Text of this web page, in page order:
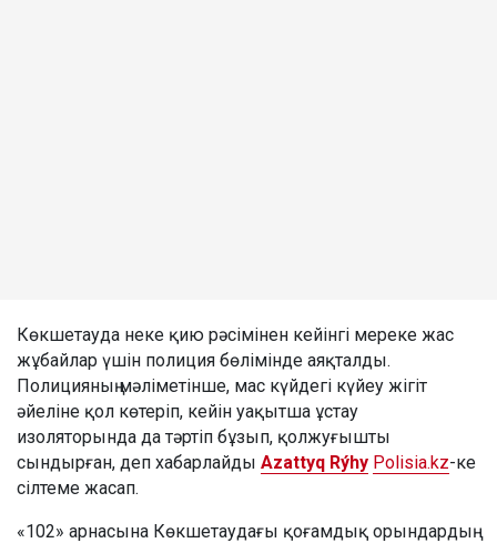
Көкшетауда неке қию рәсімінен кейінгі мереке жас
жұбайлар үшін полиция бөлімінде аяқталды.
Полицияның мәліметінше, мас күйдегі күйеу жігіт
әйеліне қол көтеріп, кейін уақытша ұстау
изоляторында да тәртіп бұзып, қолжуғышты
сындырған, деп хабарлайды Azattyq Rýhy Polisia.kz-ке
сілтеме жасап.
«102» арнасына Көкшетаудағы қоғамдық орындардың